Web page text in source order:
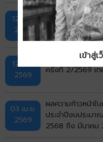
12 มิ.ย.
2569
แผนการดำเนินง
เติมครั้งที่ 2/2569
12 มิ.ย.
2569
แผนการดำเนินง
ครั้งที่ 2/2569 เท
03 เม.ย.
2569
ผลความก้าวหน้าใ
ประจำปีงบประม
2568 ถึง มีนาคม
เข้าสู่